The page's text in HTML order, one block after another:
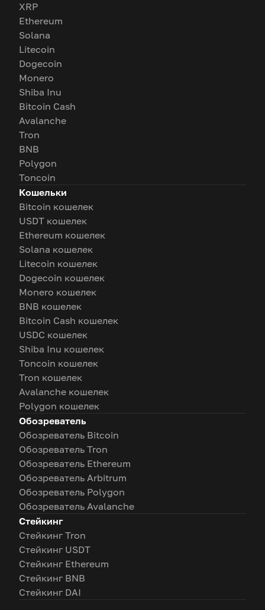
XRP
Ethereum
Solana
Litecoin
Dogecoin
Monero
Shiba Inu
Bitcoin Cash
Avalanche
Tron
BNB
Polygon
Toncoin
Кошельки
Bitcoin кошелек
USDT кошелек
Ethereum кошелек
Solana кошелек
Litecoin кошелек
Dogecoin кошелек
Monero кошелек
BNB кошелек
Bitcoin Cash кошелек
USDC кошелек
Shiba Inu кошелек
Toncoin кошелек
Tron кошелек
Avalanche кошелек
Polygon кошелек
Обозреватель
Обозреватель Bitcoin
Обозреватель Tron
Обозреватель Ethereum
Обозреватель Arbitrum
Обозреватель Polygon
Обозреватель Avalanche
Стейкинг
Стейкинг Tron
Стейкинг USDT
Стейкинг Ethereum
Стейкинг BNB
Стейкинг DAI